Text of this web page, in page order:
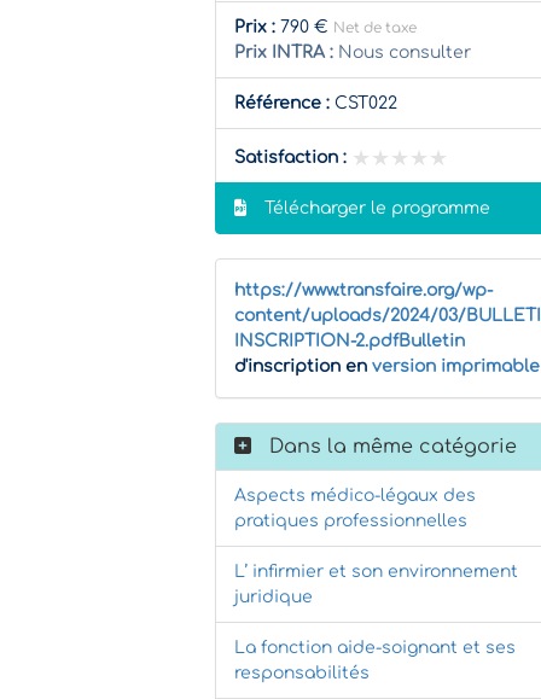
Prix : 790 € Net de taxe
Prix INTRA : Nous consulter
Référence : CST022
Satisfaction : ★★★★★
★★★★★
Télécharger le programme
https://www.transfaire.org/wp-
content/uploads/2024/03/
INSCRIPTION-2.pdfBulletin
d'inscription en version imprimable
Dans la même catégorie
Aspects médico-légaux des
pratiques professionnelles
L’ infirmier et son environnement
juridique
La fonction aide-soignant et ses
responsabilités